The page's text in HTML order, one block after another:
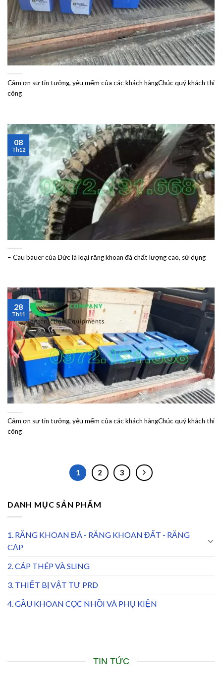
DANH MỤC SẢN PHẨM
1. RĂNG KHOAN ĐÁ - RĂNG KHOAN ĐẤT - RĂNG
CẠP
2. CÁP THÉP VÀ SLING
3. THIẾT BỊ VẬT TƯ PRD
4. GẦU KHOAN CỌC NHỒI VÀ PHỤ KIỆN
Cảm ơn sự tin tưởng, yêu mếm của các khách hàngChúc quý khách thi
công
– Cau bauer của Đức là loại răng khoan đá chất lượng cao, sử dụng
08
Th12
Cảm ơn sự tin tưởng, yêu mếm của các khách hàngChúc quý khách thi
công
28
Th11
1 2 3
TIN TỨC